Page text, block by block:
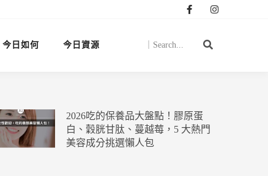
今日如何 今日資源
2026吃的保養品大盤點！膠原蛋
白、穀胱甘肽、蔓越莓，5 大熱門
美容成分挑選懶人包